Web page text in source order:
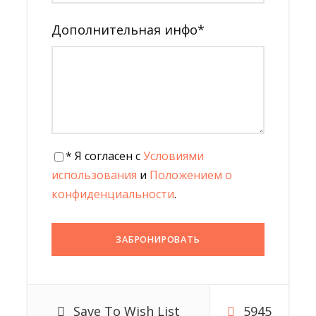
Дополнительная инфо*
* Я согласен сУсловиями
использования и Положением о
конфиденциальности.
Save To Wish List 5945
Crème solaire
Программа тура
День 1 Ваша страна —
Регистрация и перелет в Ташкент.